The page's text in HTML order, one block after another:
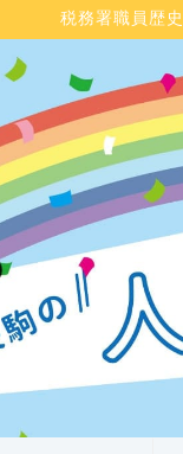
税務署職員歴